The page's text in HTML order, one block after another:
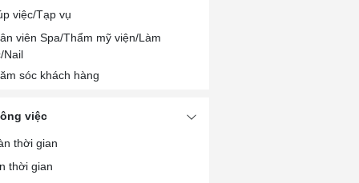
việc/Tạp vụ
viên Spa/Thẩm mỹ viện/Làm
Nail
sóc khách hàng
viên chế biến/Đóng gói thực phẩm
viên nhà hàng/khách sạn
bếp/Pha chế
việc
thời gian
thời gian